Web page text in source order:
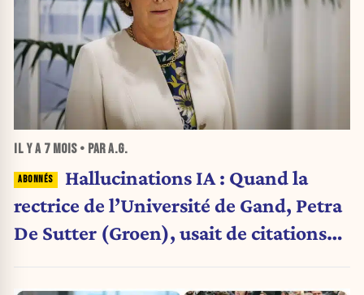
IL Y A 7 MOIS• PAR A.G.
Hallucinations IA : Quand la
rectrice de l’Université de Gand, Petra
De Sutter (Groen), usait de citations